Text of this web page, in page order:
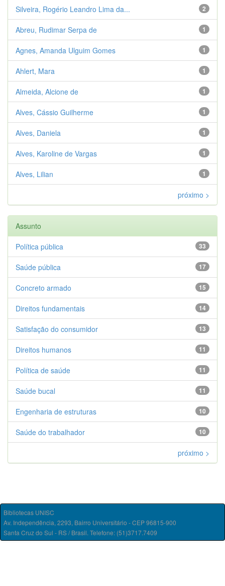
2
Silveira, Rogério Leandro Lima da...
1
Abreu, Rudimar Serpa de
1
Agnes, Amanda Ulguim Gomes
1
Ahlert, Mara
1
Almeida, Alcione de
1
Alves, Cássio Guilherme
1
Alves, Daniela
1
Alves, Karoline de Vargas
1
Alves, Lilian
próximo >
Assunto
33
Política pública
17
Saúde pública
15
Concreto armado
14
Direitos fundamentais
13
Satisfação do consumidor
11
Direitos humanos
11
Política de saúde
11
Saúde bucal
10
Engenharia de estruturas
10
Saúde do trabalhador
próximo >
Bibliotecas UNISC
Av. Independência, 2293, Bairro Universitário - CEP 96815-900
Santa Cruz do Sul - RS / Brasil. Telefone: (51)3717.7409